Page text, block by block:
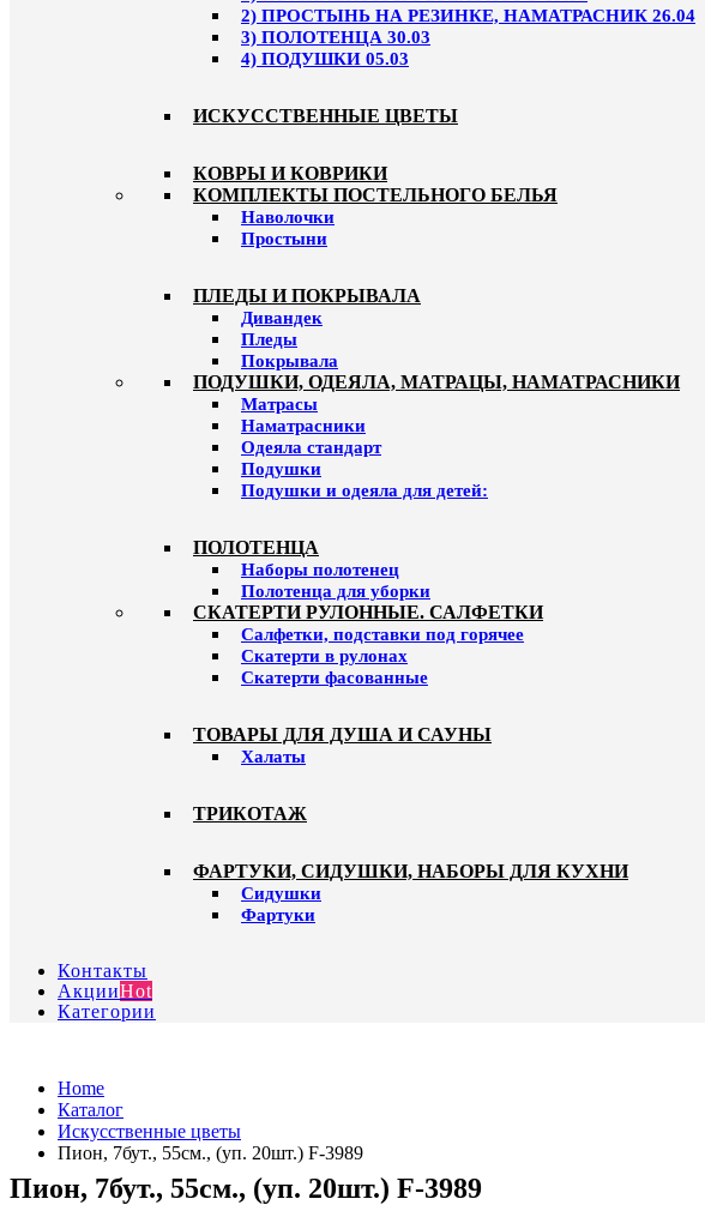
2) ПРОСТЫНЬ НА РЕЗИНКЕ, НАМАТРАСНИК 26.04
3) ПОЛОТЕНЦА 30.03
4) ПОДУШКИ 05.03
ИСКУССТВЕННЫЕ ЦВЕТЫ
КОВРЫ И КОВРИКИ
КОМПЛЕКТЫ ПОСТЕЛЬНОГО БЕЛЬЯ
Наволочки
Простыни
ПЛЕДЫ И ПОКРЫВАЛА
Дивандек
Пледы
Покрывала
ПОДУШКИ, ОДЕЯЛА, МАТРАЦЫ, НАМАТРАСНИКИ
Матрасы
Наматрасники
Одеяла стандарт
Подушки
Подушки и одеяла для детей:
ПОЛОТЕНЦА
Наборы полотенец
Полотенца для уборки
СКАТЕРТИ РУЛОННЫЕ. САЛФЕТКИ
Салфетки, подставки под горячее
Скатерти в рулонах
Скатерти фасованные
ТОВАРЫ ДЛЯ ДУША И САУНЫ
Халаты
ТРИКОТАЖ
ФАРТУКИ, СИДУШКИ, НАБОРЫ ДЛЯ КУХНИ
Сидушки
Фартуки
Контакты
АкцииHot
Категории
Home
Каталог
Искусственные цветы
Пион, 7бут., 55см., (уп. 20шт.) F-3989
Пион, 7бут., 55см., (уп. 20шт.) F-3989